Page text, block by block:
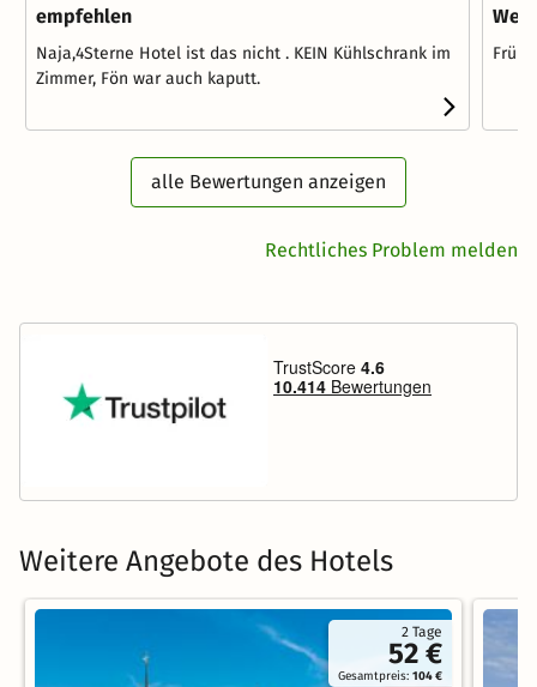
empfehlen
Naja,4Sterne Hotel ist das nicht . KEIN Kühlschrank im
Zimmer, Fön war auch kaputt.
alle Bewertungen anzeigen
Rechtliches Problem melden
Weitere Angebote des Hotels
2 Tage
52 €
Gesamtpreis:104 €